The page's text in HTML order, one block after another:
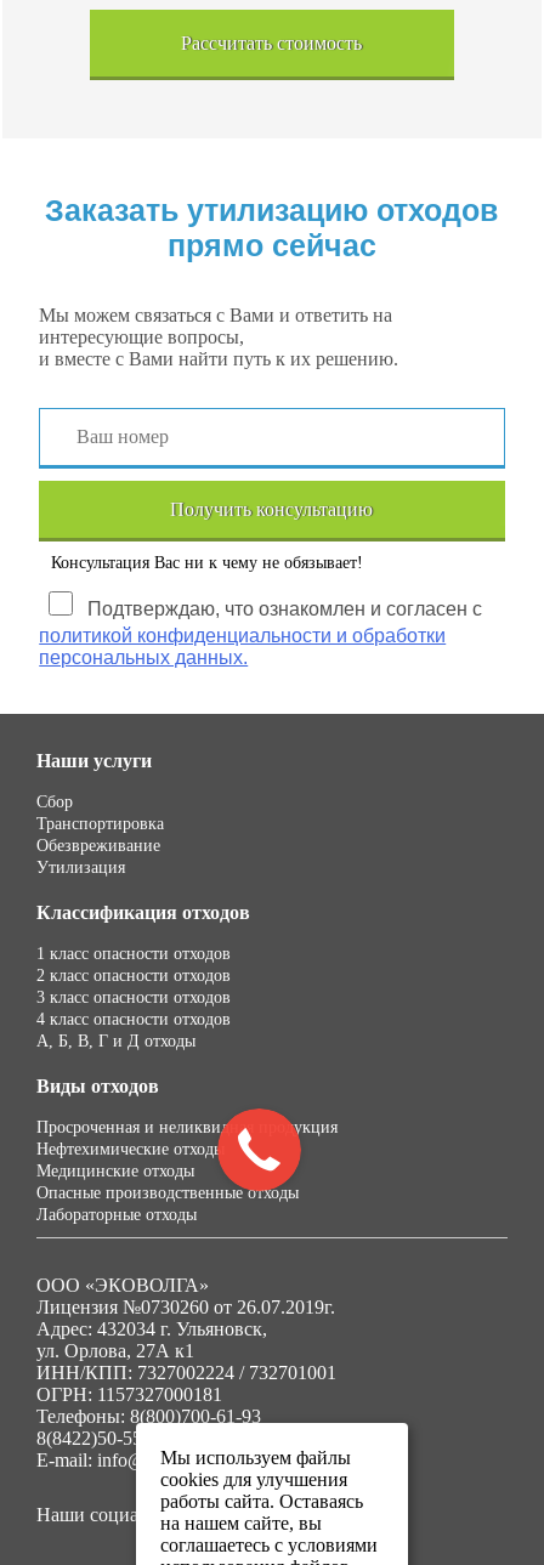
Рассчитать стоимость
Заказать утилизацию отходов
прямо сейчас
Мы можем связаться с Вами и ответить на
интересующие вопросы,
и вместе с Вами найти путь к их решению.
Получить консультацию
Консультация Вас ни к чему не обязывает!
Подтверждаю, что ознакомлен и согласен с
политикой конфиденциальности и обработки
персональных данных.
Наши услуги
Сбор
Транспортировка
Обезвреживание
Утилизация
Классификация отходов
1 класс опасности отходов
2 класс опасности отходов
3 класс опасности отходов
4 класс опасности отходов
А, Б, В, Г и Д отходы
Виды отходов
Просроченная и неликвидная продукция
Нефтехимические отходы
Медицинские отходы
Опасные производственные отходы
Лабораторные отходы
ООО «ЭКОВОЛГА»
Лицензия №0730260 от 26.07.2019г.
Адрес: 432034 г. Ульяновск,
ул. Орлова, 27А к1
ИНН/КПП: 7327002224 / 732701001
ОГРН: 1157327000181
Телефоны: 8(800)700-61-93
8(8422)50-55-91
E-mail: info@ecovolga73.ru
Наши социальные сети:
Мы используем файлы
cookies для улучшения
работы сайта. Оставаясь
на нашем сайте, вы
соглашаетесь с условиями